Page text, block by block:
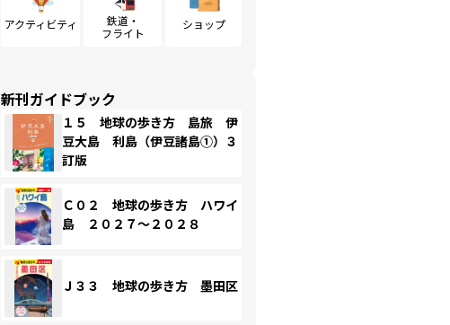
アクティビティ
鉄道・
フライト
ショップ
新刊ガイドブック
１５ 地球の歩き方 島旅 伊
豆大島 利島（伊豆諸島①）３
訂版
Ｃ０２ 地球の歩き方 ハワイ
島 ２０２７～２０２８
Ｊ３３ 地球の歩き方 墨田区